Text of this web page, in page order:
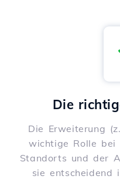
Die
Die Erweiterung
wichtige Rolle bei
Standorts und der
sie entscheidend